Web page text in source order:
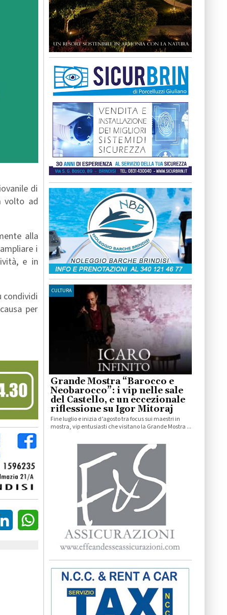
di
volto ad
alla
i
e in
condividi
per
CULTURA
Grande Mostra “Barocco e
Neobarocco”: i vip nelle sale
del Castello, e un eccezionale
riflessione su Igor Mitoraj
Fine luglio e inizia d’agosto tra focus sui maestri in
mostra, vip entusiasti che visitano la Grande Mostra ...